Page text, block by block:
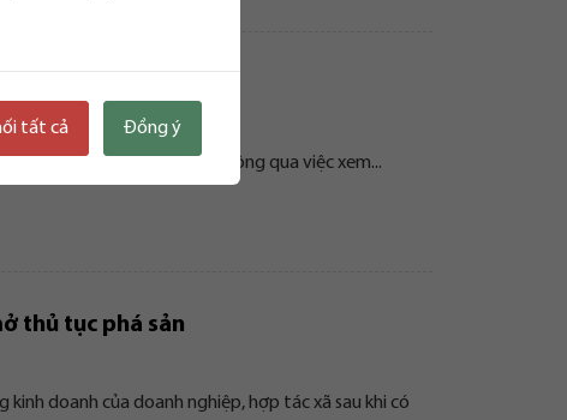
hiện quyền lợi của mình thông qua việc xem...
thủ tục phá sản
doanh của doanh nghiệp, hợp tác xã sau khi có
tất cả Đồng ý